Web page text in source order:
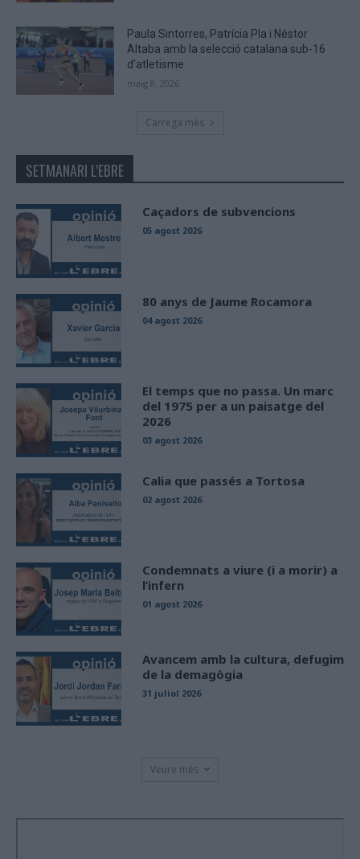
Paula Sintorres, Patrícia Pla i Néstor
Altaba amb la selecció catalana sub-16
d’atletisme
maig 8, 2026
Carrega més
SETMANARI L'EBRE
Caçadors de subvencions
05 agost 2026
80 anys de Jaume Rocamora
04 agost 2026
El temps que no passa. Un marc
del 1975 per a un paisatge del
2026
03 agost 2026
Calia que passés a Tortosa
02 agost 2026
Condemnats a viure (i a morir) a
l’infern
01 agost 2026
Avancem amb la cultura, defugim
de la demagògia
31 juliol 2026
Veure més